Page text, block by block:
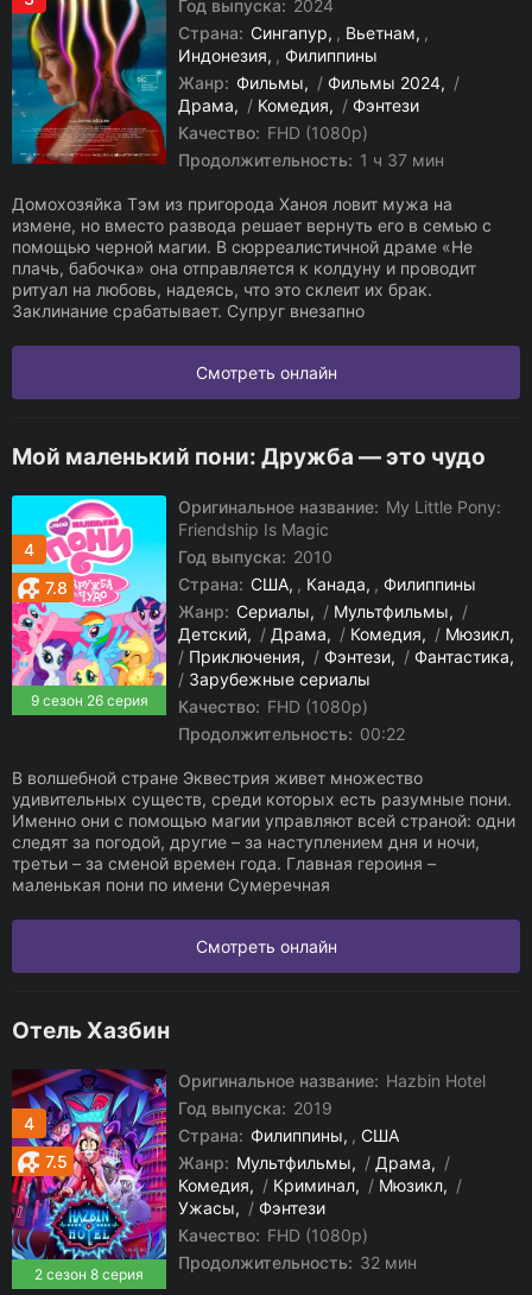
Год выпуска: 2024
Страна: Сингапур , Вьетнам ,
Индонезия , Филиппины
Жанр: Фильмы / Фильмы 2024
/
Драма
/ Комедия / Фэнтези
Качество: FHD (1080p)
Продолжительность: 1 ч 37 мин
Домохозяйка Тэм из пригорода Ханоя ловит мужа на
измене, но вместо развода решает вернуть его в семью с
помощью черной магии. В сюрреалистичной драме «Не
плачь, бабочка» она отправляется к колдуну и проводит
ритуал на любовь, надеясь, что это склеит их брак.
Заклинание срабатывает. Супруг внезапно
Смотреть онлайн
Мой маленький пони: Дружба — это чудо
4
9 сезон 26 серия
7.8
Оригинальное название: My Little Pony:
Friendship Is Magic
Год выпуска: 2010
Страна: США , Канада , Филиппины
Жанр: Сериалы / Мультфильмы
/
Детский
/ Драма / Комедия / Мюзикл
/ Приключения / Фэнтези / Фантастика
/ Зарубежные сериалы
Качество: FHD (1080p)
Продолжительность: 00:22
В волшебной стране Эквестрия живет множество
удивительных существ, среди которых есть разумные пони.
Именно они с помощью магии управляют всей страной: одни
следят за погодой, другие – за наступлением дня и ночи,
третьи – за сменой времен года. Главная героиня –
маленькая пони по имени Сумеречная
Смотреть онлайн
Отель Хазбин
4
2 сезон 8 серия
7.5
Оригинальное название: Hazbin Hotel
Год выпуска: 2019
Страна: Филиппины , США
Жанр: Мультфильмы / Драма
/
Комедия
/ Криминал / Мюзикл
/
Ужасы
/ Фэнтези
Качество: FHD (1080p)
Продолжительность: 32 мин